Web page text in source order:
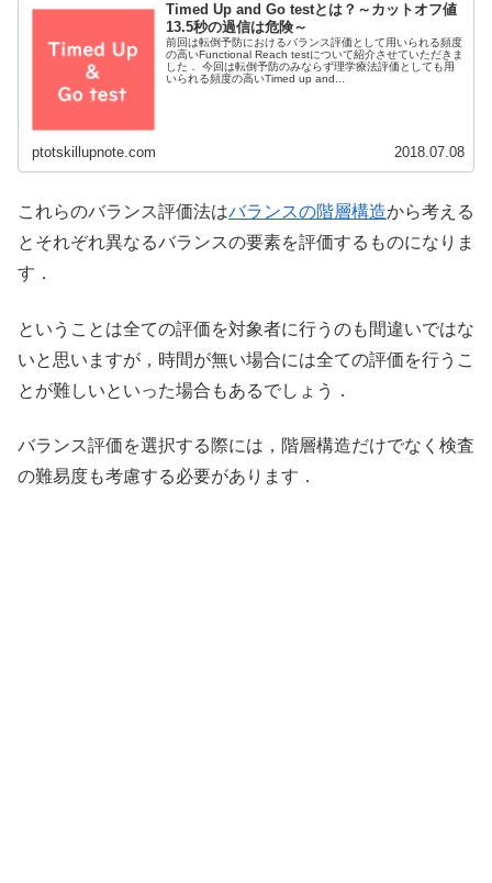
Timed Up and Go testとは？～カットオフ値
13.5秒の過信は危険～
前回は転倒予防におけるバランス評価として用いられる頻度
の高いFunctional Reach testについて紹介させていただきま
した． 今回は転倒予防のみならず理学療法評価としても用
いられる頻度の高いTimed up and...
ptotskillupnote.com 2018.07.08
これらのバランス評価法はバランスの階層構造から考える
とそれぞれ異なるバランスの要素を評価するものになりま
す．
ということは全ての評価を対象者に行うのも間違いではな
いと思いますが，時間が無い場合には全ての評価を行うこ
とが難しいといった場合もあるでしょう．
バランス評価を選択する際には，階層構造だけでなく検査
の難易度も考慮する必要があります．